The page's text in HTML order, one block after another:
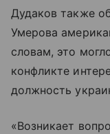
Дудаков также
Умерова
словам, это
конфликте
должность
«Возникает